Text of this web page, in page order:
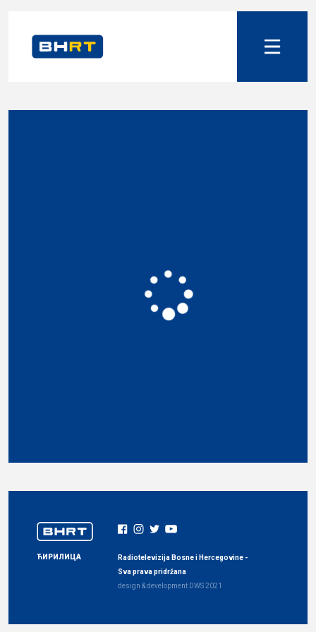
ЋИРИЛИЦА
Radiotelevizija Bosne i Hercegovine -
Sva prava pridržana
design & development DWS2021